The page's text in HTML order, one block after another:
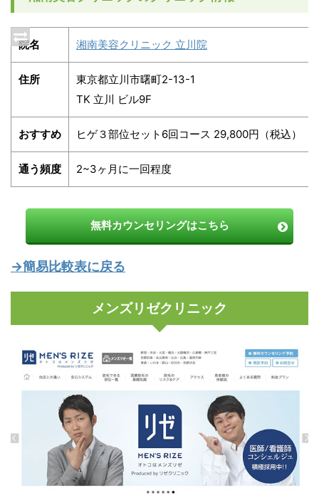
院名 湘南美容クリニック 立川院
住所
東京都立川市曙町2-13-1
TK 立川 ビル9F
おすすめ ヒゲ３部位セット6回コース 29,800円（税込）
通う頻度 2~3ヶ月に一回程度
無料カウンセリングはこちら
→簡易比較表に戻る
メンズリゼクリニック